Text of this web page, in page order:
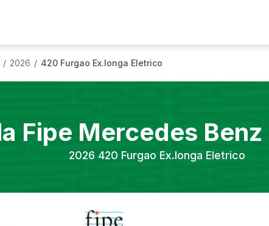
/ 2026 / 420 Furgao Ex.longa Eletrico
Fipe Mercedes Benz
2026 420 Furgao Ex.longa Eletrico